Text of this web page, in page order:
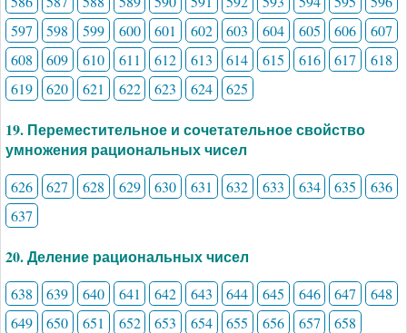
597
598 599 600 601 602 603 604 605 606
607
608
609 610 611 612 613 614 615 616 617
618
619
620 621 622 623 624 625
19. Переместительное и сочетательное свойство
умножения рациональных чисел
626 627 628 629 630 631 632 633 634 635
636
637
20. Деление рациональных чисел
638 639 640 641 642 643 644 645 646 647
648
649
650 651 652 653 654 655 656 657 658